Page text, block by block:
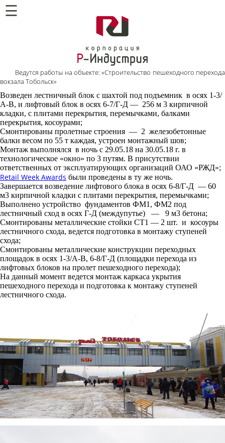
☰
Ведутся работы на объекте: «Строительство пешеходного перехода
вокзала Тобольск»
Возведен лестничный блок с шахтой под подъемник в осях 1-3/
А-В, и лифтовый блок в осях 6-7/Г-Д — 256 м 3 кирпичной
кладки, с плитами перекрытия, перемычками, балками
перекрытия, косоурами;
Смонтированы пролетные строения — 2 железобетонные
балки весом по 55 т каждая, устроен монтажный шов;
Монтаж выполнялся в ночь с 29.05.18 на 30.05.18 г. в
технологическое «окно» по 3 путям. В присутствии
ответственных от эксплуатирующих организаций ОАО «РЖД»;
Retail Week Аwards были проведены в ту же ночь.
Завершается возведение лифтового блока в осях 6-8/Г-Д — 60
м3 кирпичной кладки с плитами перекрытия, перемычками;
Выполнено устройство фундаментов ФМ1, ФМ2 под
лестничный сход в осях Г-Д (междупутье) — 9 м3 бетона;
Смонтированы металлические стойки СТ1 — 2 шт. и косоуры
лестничного схода, ведется подготовка в монтажу ступеней
схода;
Смонтированы металлические конструкции переходных
площадок в осях 1-3/А-В, 6-8/Г-Д (площадки перехода из
лифтовых блоков на пролет пешеходного перехода);
На данный момент ведется монтаж каркаса укрытия
пешеходного перехода и подготовка к монтажу ступеней
лестничного схода.